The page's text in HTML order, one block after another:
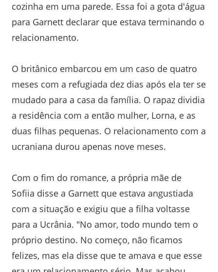
cozinha em uma parede. Essa foi a gota d'água
para Garnett declarar que estava terminando o
relacionamento.
O britânico embarcou em um caso de quatro
meses com a refugiada dez dias após ela ter se
mudado para a casa da família. O rapaz dividia
a residência com a então mulher, Lorna, e as
duas filhas pequenas. O relacionamento com a
ucraniana durou apenas nove meses.
Com o fim do romance, a própria mãe de
Sofiia disse a Garnett que estava angustiada
com a situação e exigiu que a filha voltasse
para a Ucrânia. "No amor, todo mundo tem o
próprio destino. No começo, não ficamos
felizes, mas ela disse que te amava e que esse